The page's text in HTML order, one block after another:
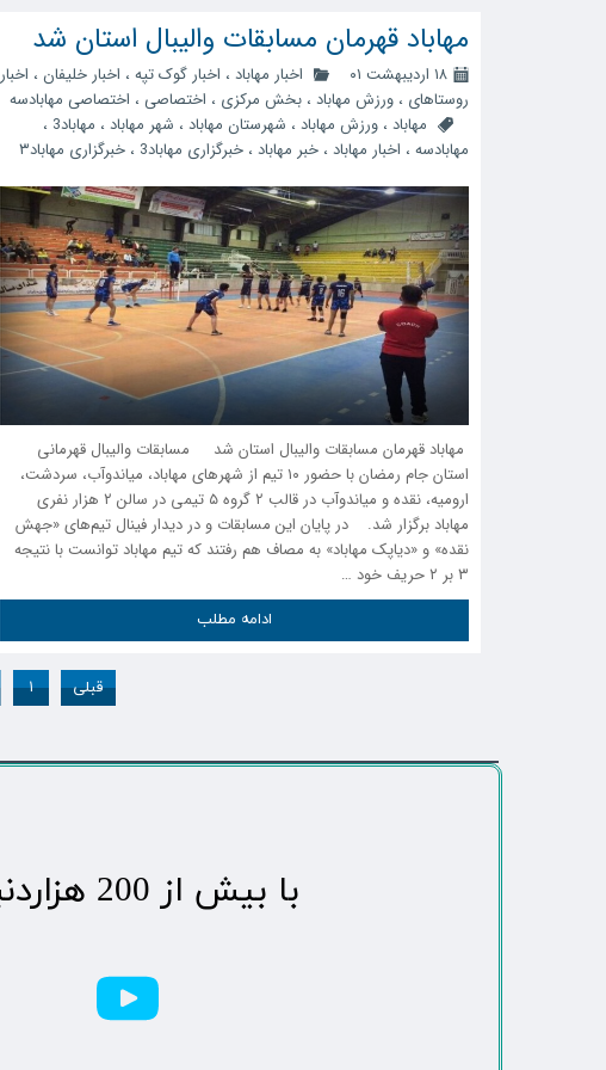
مهاباد قهرمان مسابقات والیبال استان شد
۱۸ اردیبهشت ۰۱ اخبار مهاباد ، اخبار گوک تپه ، اخبار خلیفان ، اخبار
روستاهای ، ورزش مهاباد ، بخش مرکزی ، اختصاصی ، اختصاصی مهابادسه
مهاباد ، ورزش مهاباد ، شهرستان مهاباد ، شهر مهاباد ، مهاباد3 ،
مهابادسه ، اخبار مهاباد ، خبر مهاباد ، خبرگزاری مهاباد3 ، خبرگزاری مهاباد۳
مهاباد قهرمان مسابقات والیبال استان شد مسابقات والیبال قهرمانی
استان جام رمضان با حضور ۱۰ تیم از شهر‌های مهاباد، میاندوآب، سردشت،
ارومیه، نقده و میاندوآب در قالب ۲ گروه ۵ تیمی در سالن ۲ هزار نفری
مهاباد برگزار شد. در پایان این مسابقات و در دیدار فینال تیم‌های «جهش
نقده» و «دیاپک مهاباد» به مصاف هم رفتند که تیم مهاباد توانست با نتیجه
۳ بر ۲ حریف خود …
ادامه مطلب
قبلی ۱
​با بیش از 200 هزاردنبال کننده محبوب ترین رسانه مردمی شهر مهاباد​​​​​​​​​​​​​​